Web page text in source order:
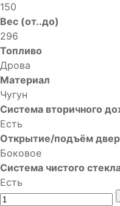
150
Вес (от..до)
296
Топливо
Дрова
Материал
Чугун
Система вторичного
Есть
Открытие/подъём
Боковое
Система чистого
Есть